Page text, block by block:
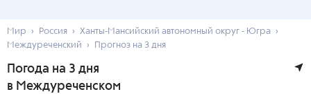
Мир Россия
Ханты-Мансийский автономный округ - Югра
Междуреченский
Прогноз на 3 дня
Погода на 3 дня
в Междуреченском